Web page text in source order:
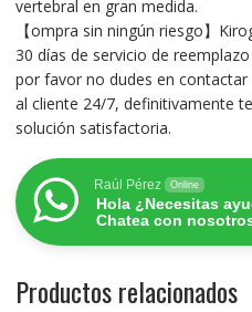
vertebral en gran medida.
【ompra sin ningún riesgo】
30 días de servicio de
por favor no dudes en
al cliente 24/7, definitivamente
solución satisfactoria.
Raúl Pérez Online
Hola ¿Necesitas
Chatea con
Productos relacionados